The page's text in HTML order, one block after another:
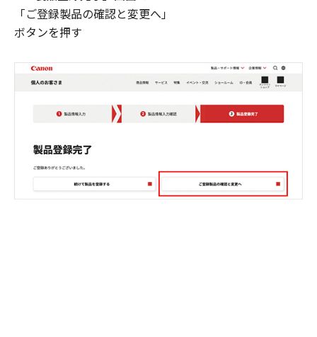
「ご登録製品の確認と変更へ」
ボタンを押す